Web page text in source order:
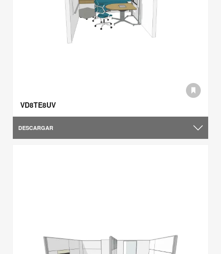
VD8TE8UV
DESCARGAR